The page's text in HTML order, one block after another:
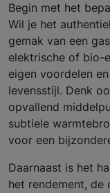
Begin met het
Wil je het
gemak van een
elektrische of bio-
eigen voordelen
levensstijl. Denk
opvallend
subtiele
voor een
Daarnaast is het
het rendement, de